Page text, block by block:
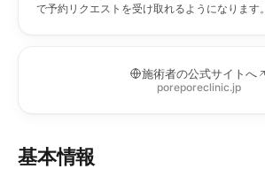
で予約リクエストを受け取れるようになります。
施術者の公式サイトへ
poreporeclinic.jp
基本情報